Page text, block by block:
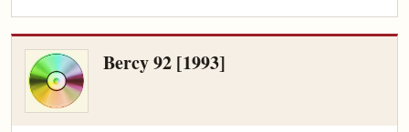
Bercy 92 [1993]